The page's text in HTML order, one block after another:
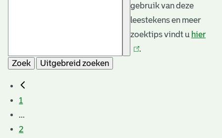
gebruik van deze
leestekens en meer
zoektips vindt u hier
.
Zoek
Uitgebreid zoeken
1
...
2